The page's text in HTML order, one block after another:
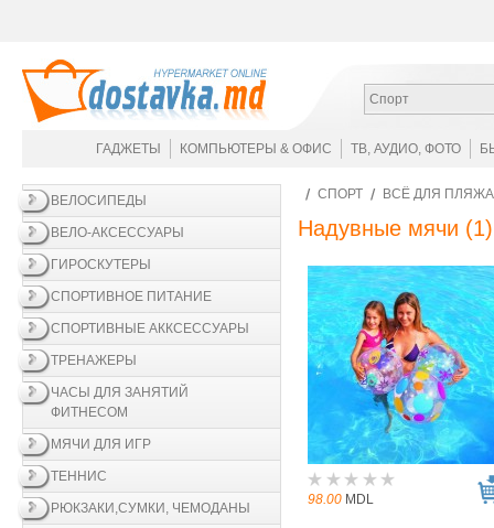
Спорт
ГАДЖЕТЫ КОМПЬЮТЕРЫ & ОФИС ТВ, АУДИО, ФОТО
ВЕЛОСИПЕДЫ
ВЕЛО-АКСЕССУАРЫ
ГИРОСКУТЕРЫ
СПОРТИВНОЕ ПИТАНИЕ
СПОРТИВНЫЕ АККСЕССУАРЫ
ТРЕНАЖЕРЫ
ЧАСЫ ДЛЯ ЗАНЯТИЙ
ФИТНЕСОМ
МЯЧИ ДЛЯ ИГР
ТЕННИС
РЮКЗАКИ,СУМКИ, ЧЕМОДАНЫ
СПОРТ ВСЁ ДЛЯ ПЛЯЖА
Надувные мячи (1)
98.00 MDL